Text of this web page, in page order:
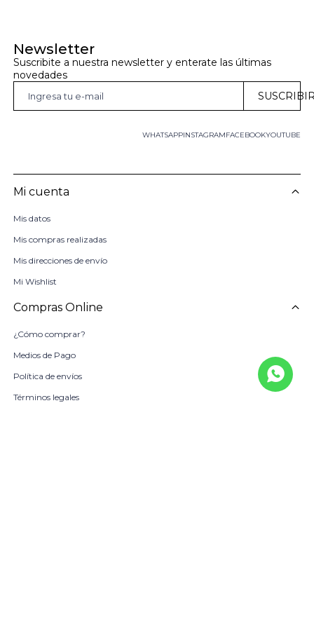
Newsletter
Suscribite a nuestra newsletter y enterate las últimas
novedades
WHATSAPP FACEBOOKYOUTUBE
INSTAGRAM
Mi cuenta
Mis datos
Mis compras realizadas
Mis direcciones de envío
Mi Wishlist
Compras Online
¿Cómo comprar?
Medios de Pago
Política de envíos
Términos legales